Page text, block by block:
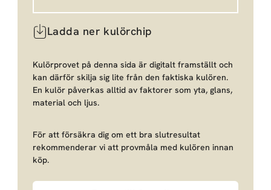
Ladda ner kulörchip
Kulörprovet på denna sida är digitalt framställt och
kan därför skilja sig lite från den faktiska kulören.
En kulör påverkas alltid av faktorer som yta, glans,
material och ljus.
För att försäkra dig om ett bra slutresultat
rekommenderar vi att provmåla med kulören innan
köp.